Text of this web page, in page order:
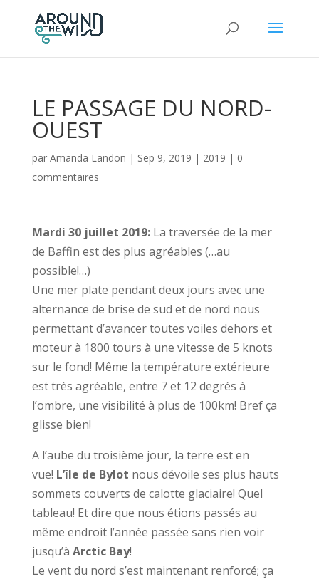
LE PASSAGE DU NORD-
OUEST
par Amanda Landon | Sep 9, 2019 | 2019 | 0
commentaires
Mardi 30 juillet 2019: La traversée de la mer
de Baffin est des plus agréables (…au
possible!…)
Une mer plate pendant deux jours avec une
alternance de brise de sud et de nord nous
permettant d’avancer toutes voiles dehors et
moteur à 1800 tours à une vitesse de 5 knots
sur le fond! Même la température extérieure
est très agréable, entre 7 et 12 degrés à
l’ombre, une visibilité à plus de 100km! Bref ça
glisse bien!
A l’aube du troisième jour, la terre est en
vue! L’île de Bylot nous dévoile ses plus hauts
sommets couverts de calotte glaciaire! Quel
tableau! Et dire que nous étions passés au
même endroit l’année passée sans rien voir
jusqu’à Arctic Bay!
Le vent du nord s’est maintenant renforcé; ça